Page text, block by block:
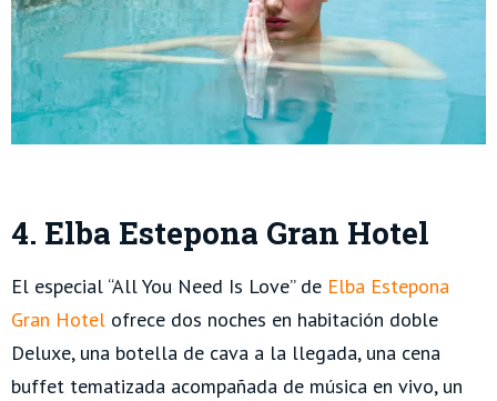
4. Elba Estepona Gran Hotel
El especial “All You Need Is Love” de Elba Estepona
Gran Hotel ofrece dos noches en habitación doble
Deluxe, una botella de cava a la llegada, una cena
buffet tematizada acompañada de música en vivo, un